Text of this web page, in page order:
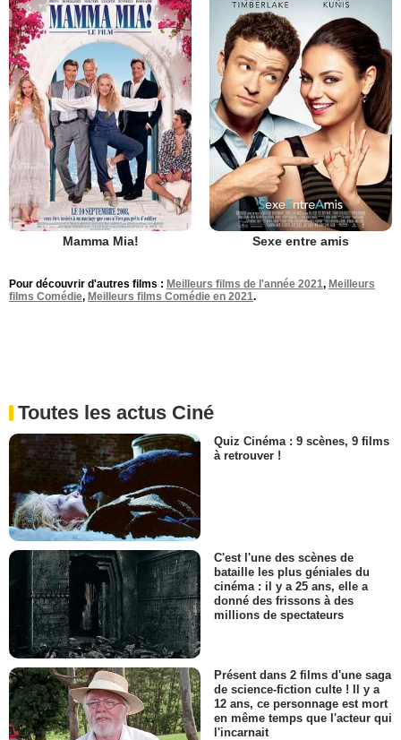
Mamma Mia! Sexe entre amis
Pour découvrir d'autres films : Meilleurs films de l'année 2021, Meilleurs
films Comédie, Meilleurs films Comédie en 2021.
Toutes les actus Ciné
Quiz Cinéma : 9 scènes, 9 films
à retrouver !
C'est l'une des scènes de
bataille les plus géniales du
cinéma : il y a 25 ans, elle a
donné des frissons à des
millions de spectateurs
Présent dans 2 films d'une saga
de science-fiction culte ! Il y a
12 ans, ce personnage est mort
en même temps que l'acteur qui
l'incarnait